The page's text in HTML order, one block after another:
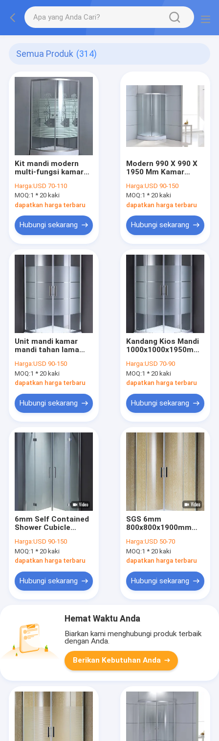
Semua Produk (314)
Kit mandi modern
multi-fungsi kamar
1950 Mm
Harga:USD 70-110
MOQ:1 * 20 kaki
dapatkan harga terbaru
Hubungi sekarang
Modern 990 X 990 X
1950 Mm Kamar
terlihat elegan
Harga:USD 90-150
MOQ:1 * 20 kaki
dapatkan harga terbaru
Hubungi sekarang
Unit mandi kamar
mandi tahan lama
perumahan dan
komersial
Harga:USD 90-150
MOQ:1 * 20 kaki
dapatkan harga terbaru
Hubungi sekarang
Kandang Kios Mandi
1000x1000x1950mm
Harga:USD 70-90
MOQ:1 * 20 kaki
dapatkan harga terbaru
Hubungi sekarang
6mm Self Contained
Shower Cubicle
Harga:USD 90-150
MOQ:1 * 20 kaki
dapatkan harga terbaru
Hubungi sekarang
SGS 6mm
800x800x1900mm
Shower Cubicle
Harga:USD 50-70
MOQ:1 * 20 kaki
dapatkan harga terbaru
Hubungi sekarang
Hemat Waktu Anda
Biarkan kami menghubungi produk terbaik
dengan Anda.
Berikan Kebutuhan Anda